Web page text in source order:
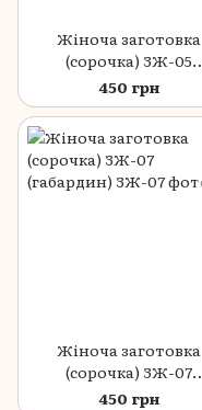
Жіноча заготовка
(сорочка) ЗЖ-05
(габардин)
450 грн
Жіноча заготовка
(сорочка) ЗЖ-07
(габардин)
450 грн